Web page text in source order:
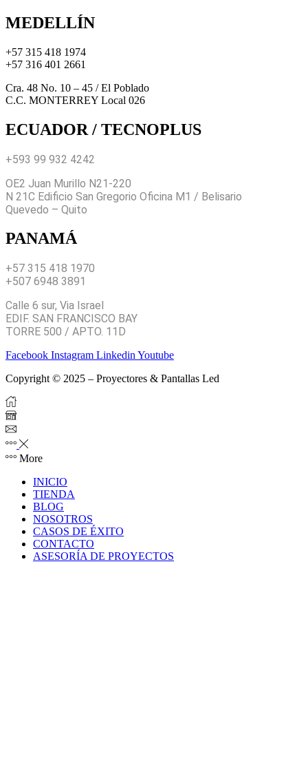
MEDELLÍN
+57 315 418 1974
+57 316 401 2661
Cra. 48 No. 10 – 45 / El Poblado
C.C. MONTERREY Local 026
ECUADOR / TECNOPLUS
+593 99 932 4242
OE2 Juan Murillo N21-220
N 21C Edificio San Gregorio Oficina M1 / Belisario
Quevedo – Quito
PANAMÁ
+57 315 418 1970
+507 6948 3891
Calle 6 sur, Via Israel
EDIF. SAN FRANCISCO BAY
TORRE 500 / APTO. 11D
Facebook Instagram Linkedin Youtube
Copyright © 2025 – Proyectores & Pantallas Led
More
INICIO
TIENDA
BLOG
NOSOTROS
CASOS DE ÉXITO
CONTACTO
ASESORÍA DE PROYECTOS